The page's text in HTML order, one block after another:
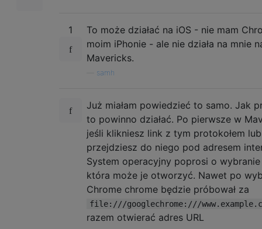
1
To może działać na iOS - nie mam
moim iPhonie - ale nie działa na mnie
Mavericks.
samh
Już miałam powiedzieć to samo. Jak
to powinno działać. Po pierwsze w
jeśli klikniesz link z tym protokołem lub
przejdziesz do niego pod adresem
System operacyjny poprosi o
która może je otworzyć. Nawet po
Chrome chrome będzie próbował za
file:///googlechrome:///
razem otwierać adres URL